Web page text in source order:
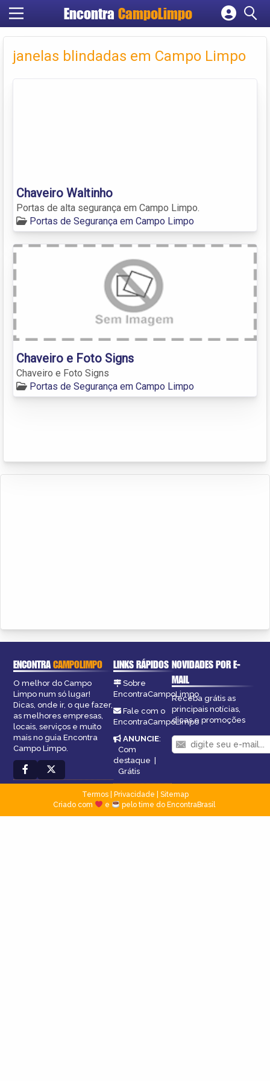
Encontra CampoLimpo
Cadastrar empresa
Criar conta
janelas blindadas em Campo Limpo
Chaveiro Waltinho
Portas de alta segurança em Campo Limpo.
Portas de Segurança em Campo Limpo
Chaveiro e Foto Signs
Chaveiro e Foto Signs
Portas de Segurança em Campo Limpo
ENCONTRACAMPOLIMPO
O melhor do Campo
Limpo num só lugar!
Dicas, onde ir, o que fazer,
as melhores empresas,
locais, serviços e muito
mais no guia Encontra
Campo Limpo.
LINKS RÁPIDOS
Sobre
EncontraCampoLimpo
Fale com o
EncontraCampoLimpo
ANUNCIE:
Com
destaque |
Grátis
NOVIDADES POR E-
MAIL
Receba grátis as
principais notícias,
dicas e promoções
Termos| Privacidade
Sitemap
Criado com
e pelo time do EncontraBrasil